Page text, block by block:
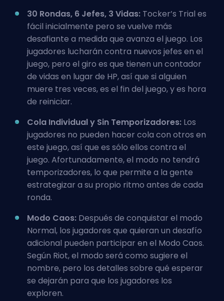
30 Rondas, 6 Jefes, 3 Vidas: Tocker’s Trial es
fácil inicialmente pero se vuelve más
desafiante a medida que avanza el juego. Los
jugadores lucharán contra nuevos jefes en el
juego, pero el giro es que tienen un contador
de vidas en lugar de HP, así que si alguien
muere tres veces, es el fin del juego, y es hora
de reiniciar.
Cola Individual y Sin Temporizadores: Los
jugadores no pueden hacer cola con otros en
este juego, así que es sólo ellos contra el
juego. Afortunadamente, el modo no tendrá
temporizadores, lo que permite a la gente
estrategizar a su propio ritmo antes de cada
ronda.
Modo Caos: Después de conquistar el modo
Normal, los jugadores que quieran un desafío
adicional pueden participar en el Modo Caos.
Según Riot, el modo será como sugiere el
nombre, pero los detalles sobre qué esperar
se dejarán para que los jugadores los
exploren.